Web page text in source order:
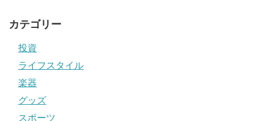
カテゴリー
投資
ライフスタイル
楽器
グッズ
スポーツ